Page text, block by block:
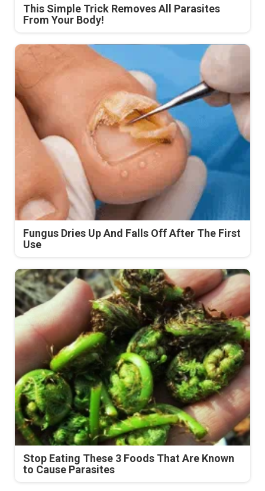
This Simple Trick Removes All Parasites
From Your Body!
Fungus Dries Up And Falls Off After The First
Use
Stop Eating These 3 Foods That Are Known
to Cause Parasites